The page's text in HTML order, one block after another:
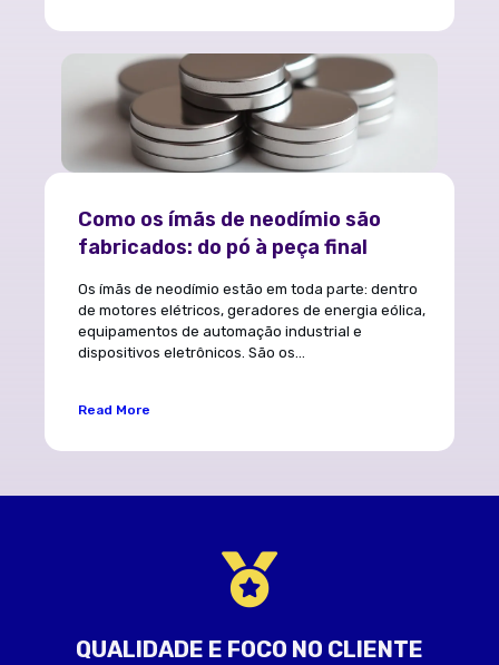
Como os ímãs de neodímio são
fabricados: do pó à peça final
Os ímãs de neodímio estão em toda parte: dentro
de motores elétricos, geradores de energia eólica,
equipamentos de automação industrial e
dispositivos eletrônicos. São os...
Read More
QUALIDADE E FOCO NO CLIENTE